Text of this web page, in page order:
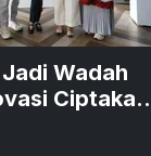
Jadi Wadah
Ciptakan